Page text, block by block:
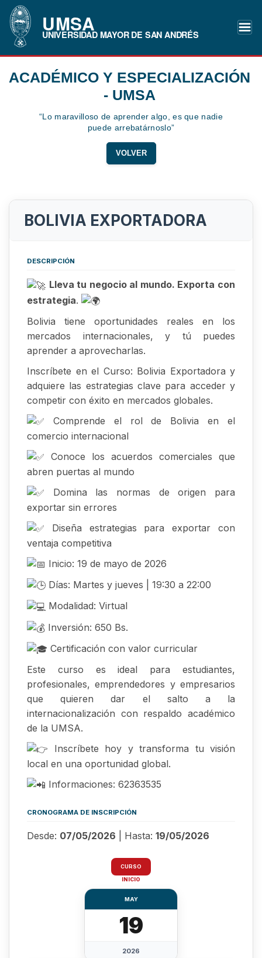
UMSA
UNIVERSIDAD MAYOR DE SAN ANDRÉS
ACADÉMICO Y ESPECIALIZACIÓN
- UMSA
“Lo maravilloso de aprender algo, es que nadie
puede arrebatárnoslo”
VOLVER
BOLIVIA EXPORTADORA
CURSO
INICIO
MAY
19
2026
DESCRIPCIÓN
Lleva tu negocio al mundo. Exporta con
estrategia.
Bolivia tiene oportunidades reales en los
mercados internacionales, y tú puedes
aprender a aprovecharlas.
Inscríbete en el Curso: Bolivia Exportadora y
adquiere las estrategias clave para acceder y
competir con éxito en mercados globales.
Comprende el rol de Bolivia en el
comercio internacional
Conoce los acuerdos comerciales que
abren puertas al mundo
Domina las normas de origen para
exportar sin errores
Diseña estrategias para exportar con
ventaja competitiva
Inicio: 19 de mayo de 2026
Días: Martes y jueves | 19:30 a 22:00
Modalidad: Virtual
Inversión: 650 Bs.
Certificación con valor curricular
Este curso es ideal para estudiantes,
profesionales, emprendedores y empresarios
que quieren dar el salto a la
internacionalización con respaldo académico
de la UMSA.
Inscríbete hoy y transforma tu visión
local en una oportunidad global.
Informaciones: 62363535
CRONOGRAMA DE INSCRIPCIÓN
Desde: 07/05/2026 | Hasta: 19/05/2026